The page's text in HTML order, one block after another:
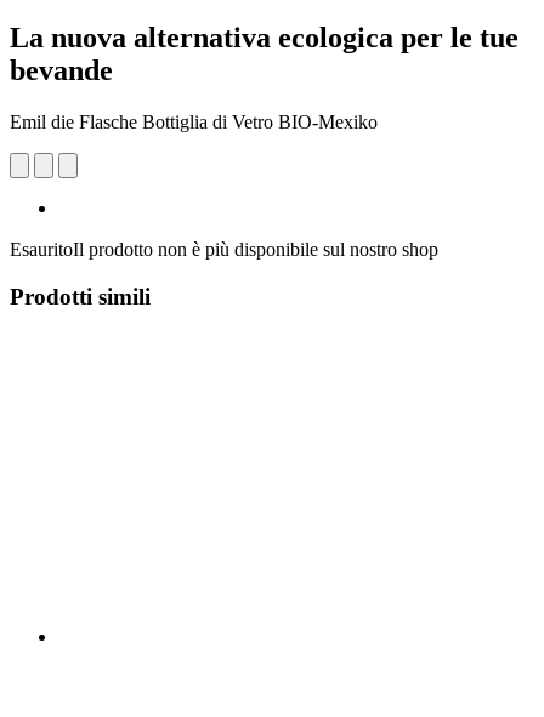
La nuova alternativa ecologica per le tue
bevande
Emil die Flasche Bottiglia di Vetro BIO-Mexiko
EsauritoIl prodotto non è più disponibile sul nostro shop
Prodotti simili